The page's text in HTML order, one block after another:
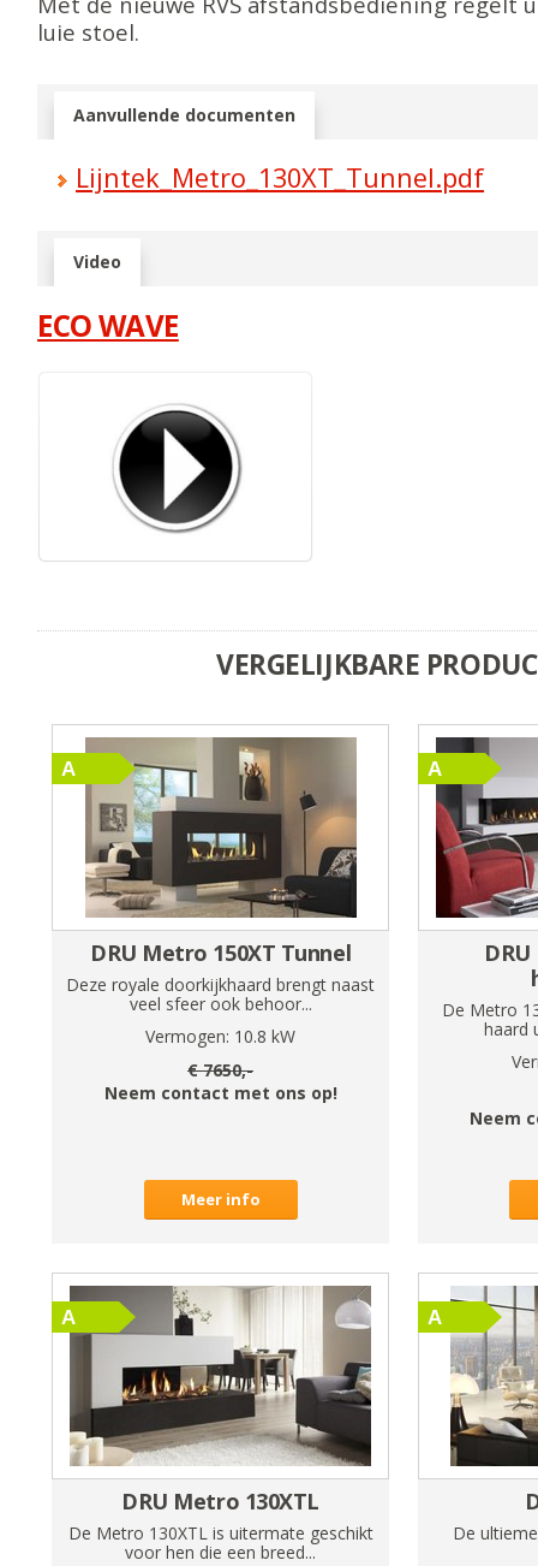
luie stoel.
Aanvullende documenten
Lijntek_Metro_130XT_Tunnel.pdf
Video
ECO WAVE
VERGELIJKBARE
DRU Metro 150XT Tunnel
Deze royale doorkijkhaard brengt naast
veel sfeer ook behoor...
Vermogen: 10.8 kW
€7650,-
Neem contact met ons op!
Meer info
De Metro
haard
Neem
DRU Metro 130XTL
De Metro 130XTL is uitermate geschikt
voor hen die een breed...
De